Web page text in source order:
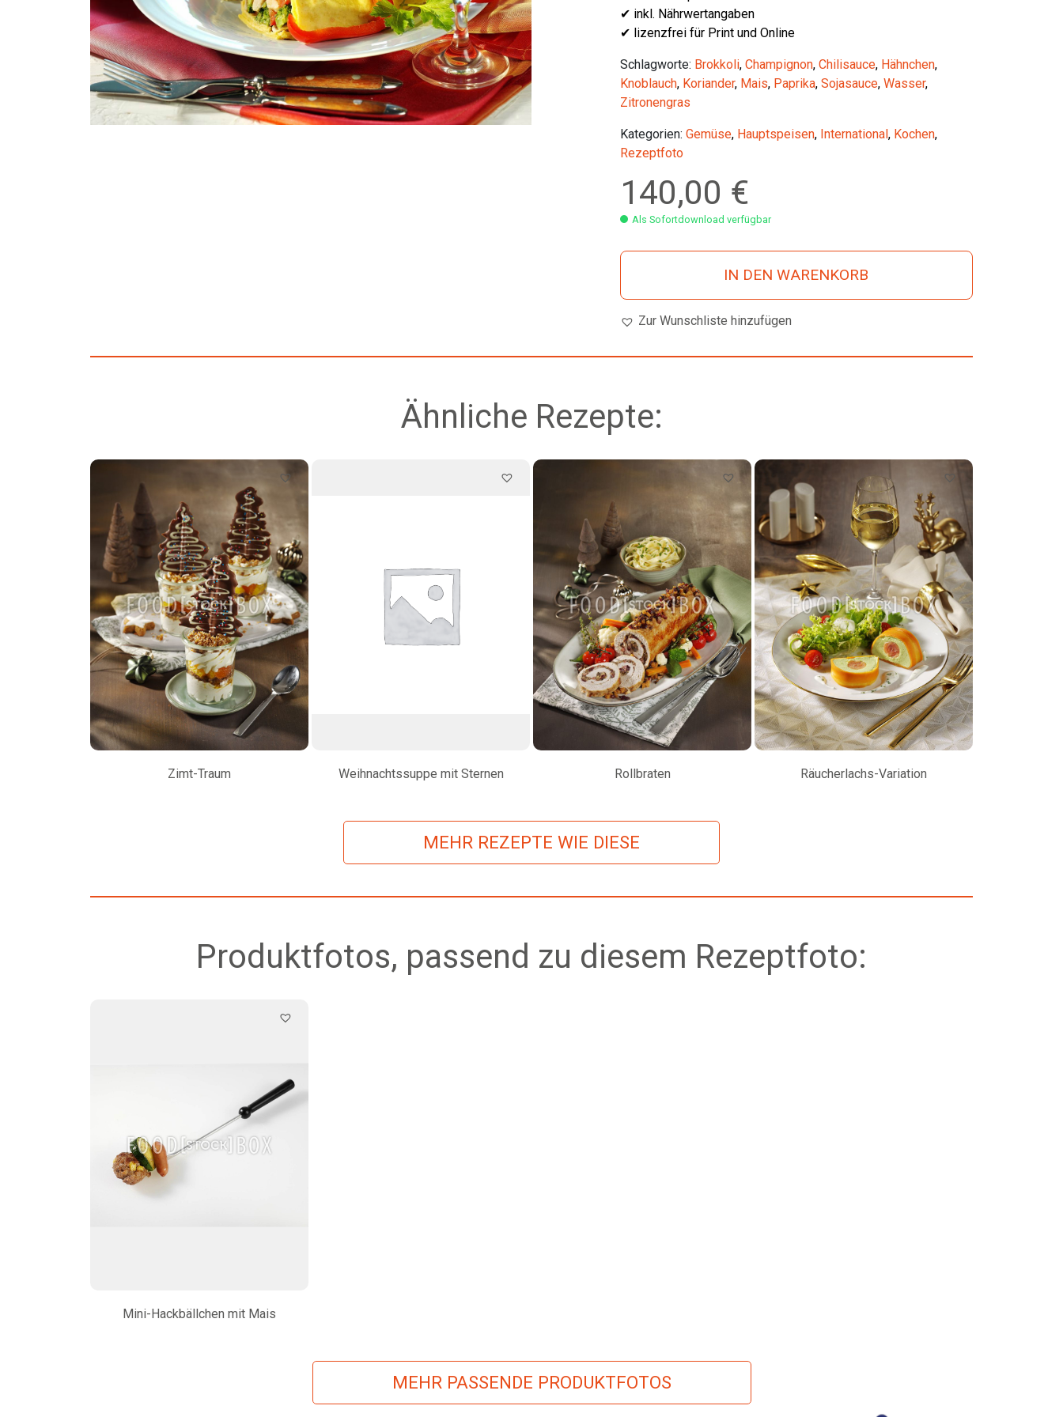
✔ inkl. Nährwertangaben
✔ lizenzfrei für Print und Online
Schlagworte: Brokkoli, Champignon, Chilisauce, Hähnchen,
Knoblauch, Koriander, Mais, Paprika, Sojasauce, Wasser,
Zitronengras
Kategorien: Gemüse, Hauptspeisen, International , Kochen,
Rezeptfoto
140,00 €
Als Sofortdownload verfügbar
IN DEN WARENKORB
Zur Wunschliste hinzufügen
Ähnliche Rezepte:
Zimt-Traum Weihnachtssuppe mit Sternen Rollbraten Räucherlachs-Variation
MEHR REZEPTE WIE DIESE
Produktfotos, passend zu diesem Rezeptfoto:
Mini-Hackbällchen mit Mais
MEHR PASSENDE PRODUKTFOTOS